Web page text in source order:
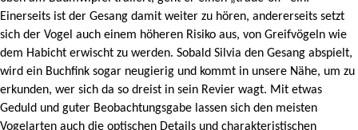
Einerseits ist der Gesang damit weiter zu hören, andererseits setzt
sich der Vogel auch einem höheren Risiko aus, von Greifvögeln wie
dem Habicht erwischt zu werden. Sobald Silvia den Gesang abspielt,
wird ein Buchfink sogar neugierig und kommt in unsere Nähe, um zu
erkunden, wer sich da so dreist in sein Revier wagt. Mit etwas
Geduld und guter Beobachtungsgabe lassen sich den meisten
Vogelarten auch die optischen Details und charakteristischen